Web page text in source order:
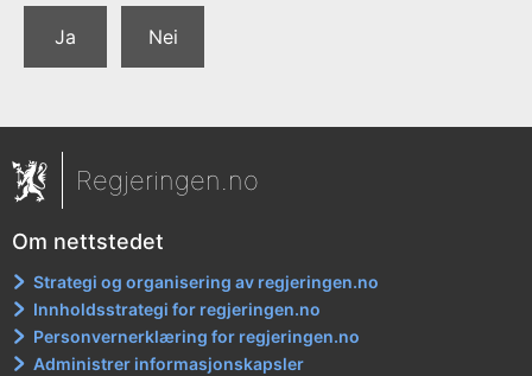
Ja Nei
Regjeringen.no
Om nettstedet
Strategi og organisering av regjeringen.no
Innholdsstrategi for regjeringen.no
Personvernerklæring for regjeringen.no
Administrer informasjonskapsler